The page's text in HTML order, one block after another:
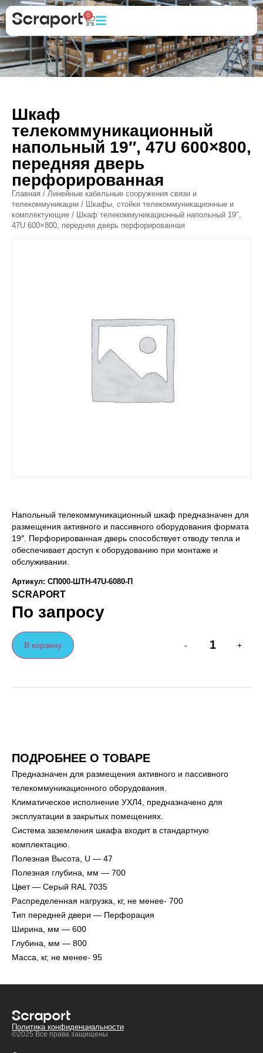
0
Шкаф
телекоммуникационный
напольный 19″, 47U 600×800,
передняя дверь
перфорированная
Главная / Линейные кабельные сооружения связи и
телекоммуникации / Шкафы, стойки телекоммуникационные и
комплектующие / Шкаф телекоммуникационный напольный 19″,
47U 600×800, передняя дверь перфорированная
Напольный телекоммуникационный шкаф предназначен для
размещения активного и пассивного оборудования формата
19″. Перфорированная дверь способствует отводу тепла и
обеспечивает доступ к оборудованию при монтаже и
обслуживании.
Артикул: СП000-ШТН-47U-6080-П
SCRAPORT
По запросу
- +
В корзину
ПОДРОБНЕЕ О ТОВАРЕ
Предназначен для размещения активного и пассивного
телекоммуникационного оборудования.
Климатическое исполнение УХЛ4, предназначено для
эксплуатации в закрытых помещениях.
Система заземления шкафа входит в стандартную
комплектацию.
Полезная Высота, U — 47
Полезная глубина, мм — 700
Цвет — Серый RAL 7035
Распределенная нагрузка, кг, не менее- 700
Тип передней двери — Перфорация
Ширина, мм — 600
Глубина, мм — 800
Масса, кг, не менее- 95
Политика конфиденциальности
©2025 Все права защищены